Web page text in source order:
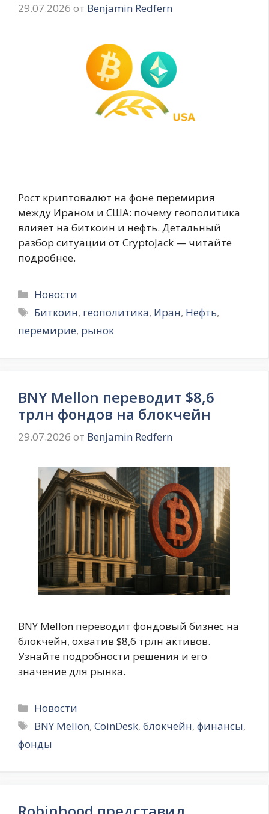
29.07.2026 от Benjamin Redfern
Рост криптовалют на фоне перемирия
между Ираном и США: почему геополитика
влияет на биткоин и нефть. Детальный
разбор ситуации от CryptoJack — читайте
подробнее.
Рубрики
Новости
Метки
Биткоин, геополитика, Иран, Нефть,
перемирие, рынок
BNY Mellon переводит $8,6
трлн фондов на блокчейн
29.07.2026 от Benjamin Redfern
BNY Mellon переводит фондовый бизнес на
блокчейн, охватив $8,6 трлн активов.
Узнайте подробности решения и его
значение для рынка.
Рубрики
Новости
Метки
BNY Mellon,CoinDesk,блокчейн,финансы,
фонды